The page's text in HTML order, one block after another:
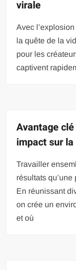
virale
Avec
la quête de la
pour les
captivent
Avantage
impact sur
Travailler
résultats
En réunissant
on crée un
et où